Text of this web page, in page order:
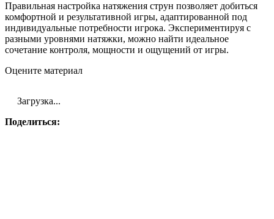
Правильная настройка натяжения струн позволяет добиться
комфортной и результативной игры, адаптированной под
индивидуальные потребности игрока. Экспериментируя с
разными уровнями натяжки, можно найти идеальное
сочетание контроля, мощности и ощущений от игры.
Оцените материал
Загрузка...
Поделиться: